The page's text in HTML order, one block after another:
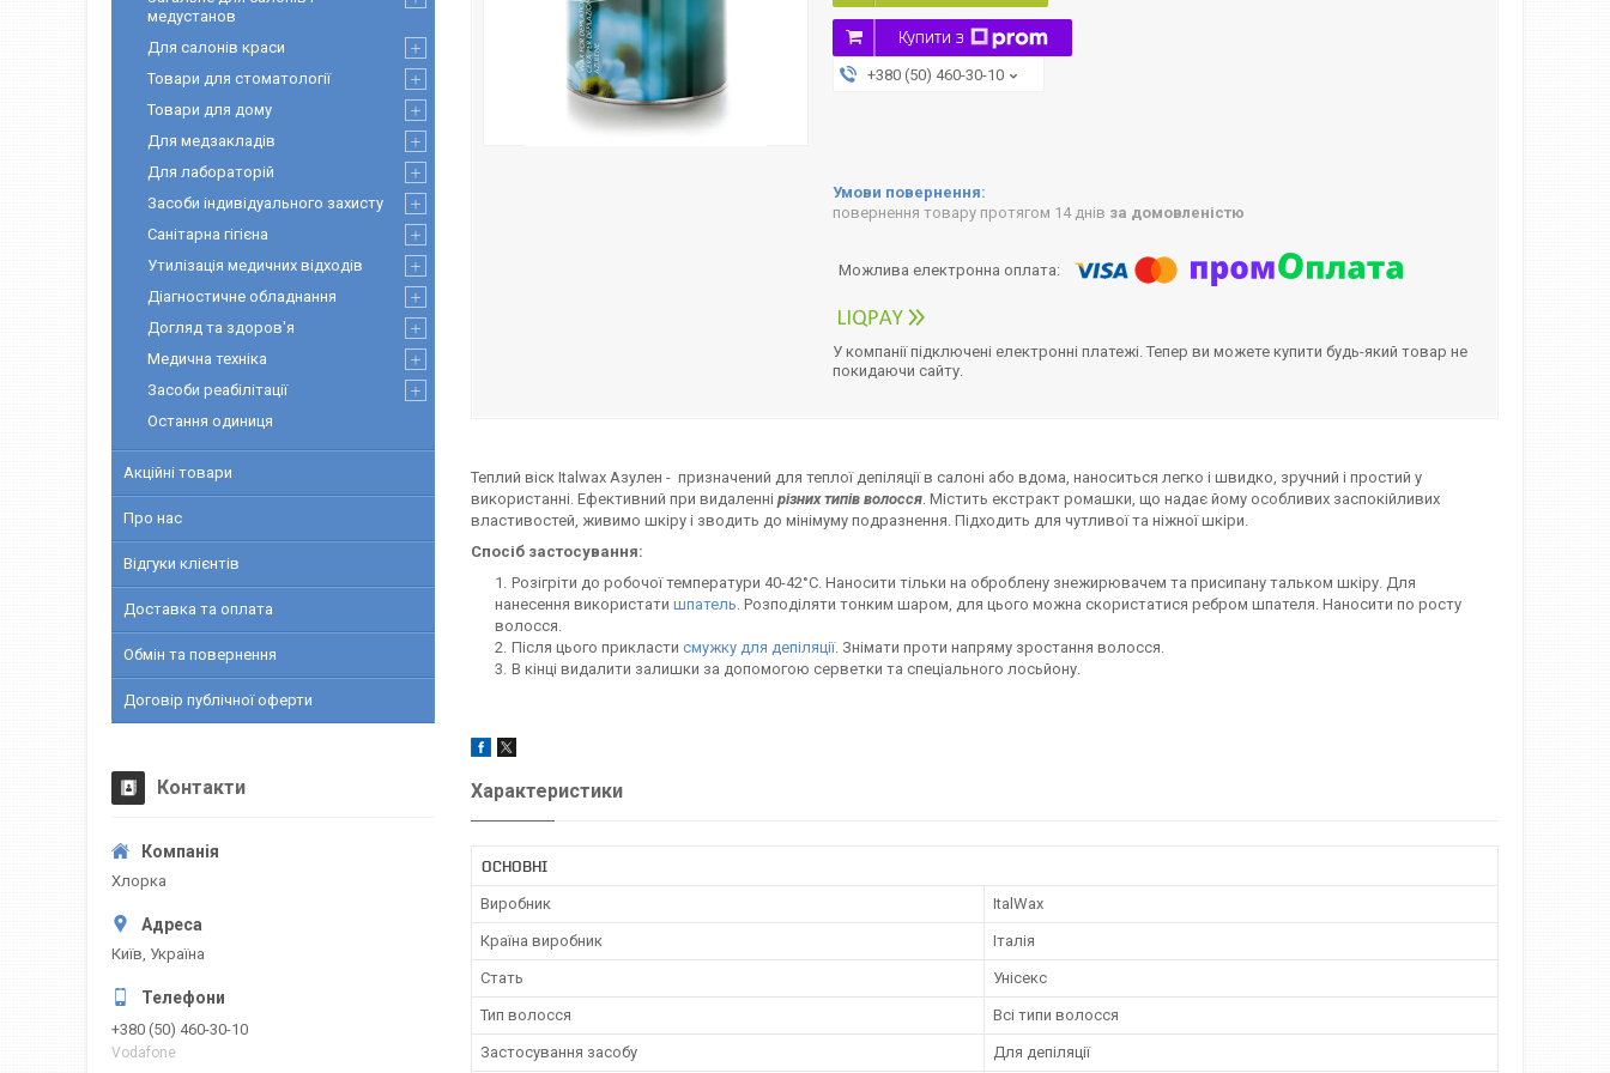
Купити з
+380 (50) 460-30-10
повернення товару протягом 14 днів за домовленістю
У компанії підключені електронні платежі. Тепер ви можете купити будь-який товар не
покидаючи сайту.
Теплий віск Italwax Азулен - призначений для теплої депіляції в салоні або вдома, наноситься легко і швидко, зручний і простий у
використанні. Ефективний при видаленні різних типів волосся. Містить екстракт ромашки, що надає йому особливих заспокійливих
властивостей, живимо шкіру і зводить до мінімуму подразнення. Підходить для чутливої ​​та ніжної шкіри.
Спосіб застосування:
Розігріти до робочої температури 40-42°С. Наносити тільки на оброблену знежирювачем та присипану тальком шкіру. Для
нанесення використати шпатель. Розподіляти тонким шаром, для цього можна скористатися ребром шпателя. Наносити по росту
волосся.
Після цього прикласти смужку для депіляції. Знімати проти напряму зростання волосся.
В кінці видалити залишки за допомогою серветки та спеціального лосьйону.
Характеристики
ОСНОВНІ
Виробник ItalWax
Країна виробник Італія
Стать Унісекс
Тип волосся Всі типи волосся
Застосування засобу Для депіляції
медустанов
Для салонів краси
Товари для стоматології
Товари для дому
Для медзакладів
Для лабораторій
Засоби індивідуального захисту
Санітарна гігієна
Утилізація медичних відходів
Діагностичне обладнання
Догляд та здоров'я
Медична техніка
Засоби реабілітації
Остання одиниця
Акційні товари
Про нас
Відгуки клієнтів
Доставка та оплата
Обмін та повернення
Договір публічної оферти
Контакти
Хлорка
Київ, Україна
+380 (50) 460-30-10
Vodafone